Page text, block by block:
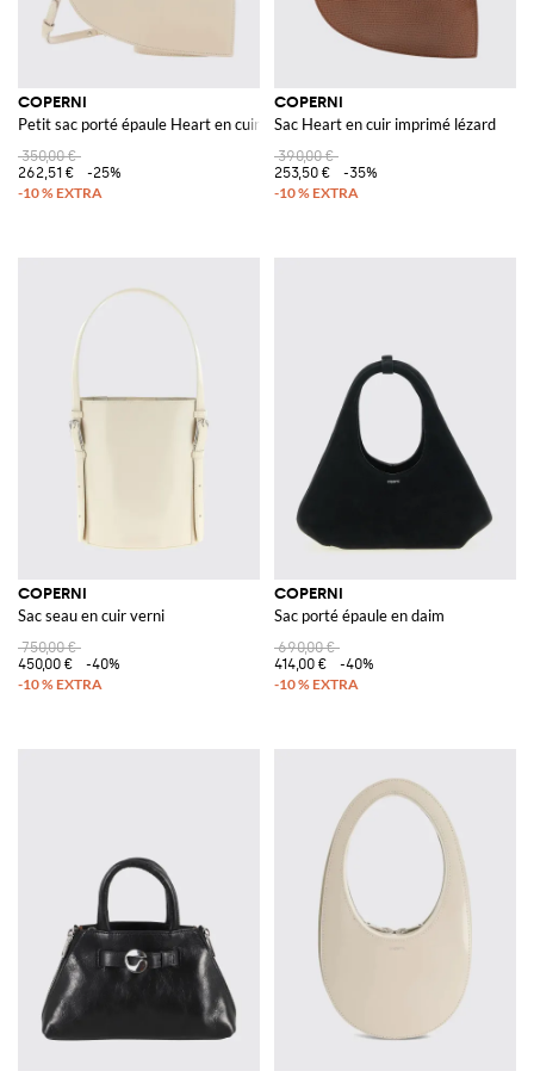
COPERNI
Petit sac porté épaule Heart en cuir lisse avec bandoulière amovible
350,00 €
262,51 €
-25%
COPERNI
Sac Heart en cuir imprimé lézard
390,00 €
253,50 €
-35%
COPERNI
Sac seau en cuir verni
750,00 €
450,00 €
-40%
COPERNI
Sac porté épaule en daim
690,00 €
414,00 €
-40%